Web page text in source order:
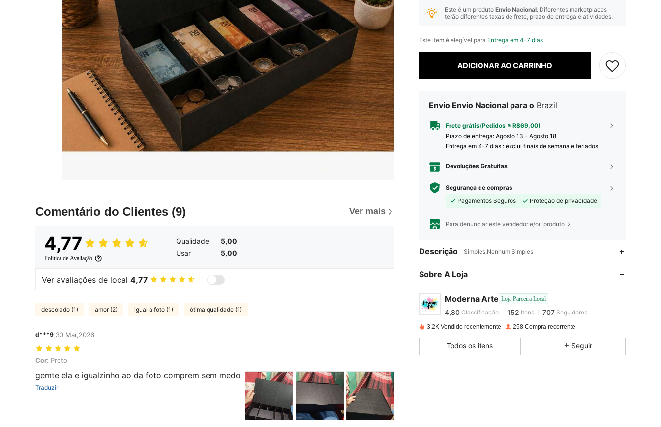
Comentário do Clientes (9) Ver mais
4,77
Política de Avaliação
Qualidade
5,00
Usar
5,00
Ver avaliações de local 4,77
descolado (1) amor (2) igual a foto (1) ótima qualidade (1)
d***9 30 Mar,2026
Cor: Preto
Cor: Preto
gemte ela e igualzinho ao da foto comprem sem medo
Traduzir
Este é um produto Envio Nacional. Diferentes marketplaces
terão diferentes taxas de frete, prazo de entrega e atividades.
Este item é elegível para Entrega em 4-7 dias
ADICIONAR AO CARRINHO
Envio Envio Nacional para o Brazil
Frete grátis(Pedidos ≥ R$69,00)
Prazo de entrega: Agosto 13 - Agosto 18
Entrega em 4-7 dias : exclui finais de semana e feriados
Devoluções Gratuitas
Segurança de compras
Pagamentos Seguros
Proteção de privacidade
Para denunciar este vendedor e/ou produto
Descrição Simples,Nenhum,Simples
Sobre A Loja
Moderna Arte Loja Parceira Local
4,80 152
4,80 Classificação 152 Itens 707 Seguidores
4,80
3.2K Vendido recentemente 258 Compra recorrente
Todos os itens Seguir